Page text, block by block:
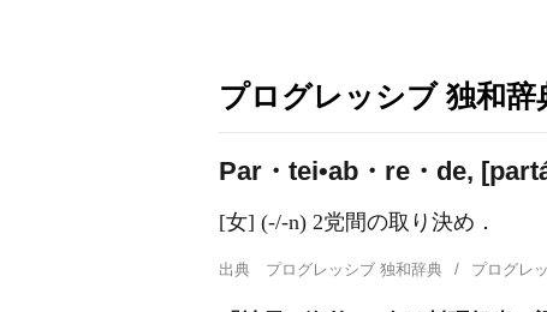
プログレッシブ 独和辞
Par・tei•ab・re・de,
[女] (-/-n) 2党間の取り決め．
出典 プログレッシブ 独和辞典 プログレ